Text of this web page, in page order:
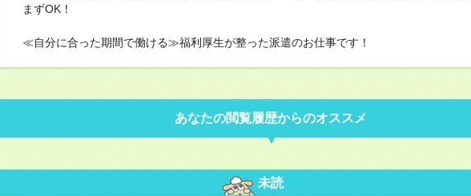
まずOK！
≪自分に合った期間で働ける≫福利厚生が整った派遣のお仕事です！
あなたの閲覧履歴からのオススメ
未読